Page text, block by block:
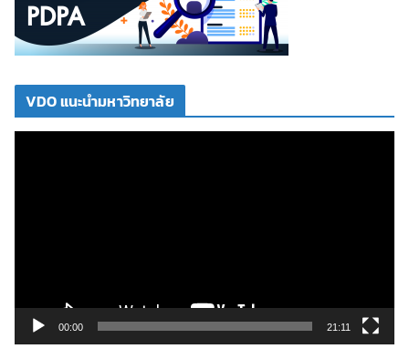
VDO แนะนำมหาวิทยาลัย
ดี
00:00 21:11